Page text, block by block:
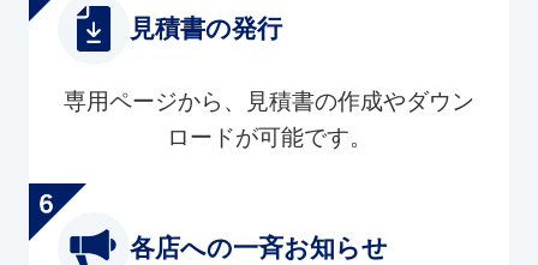
見積書の発行
専用ページから、見積書の作成やダウン
ロードが可能です。
各店への一斉お知らせ